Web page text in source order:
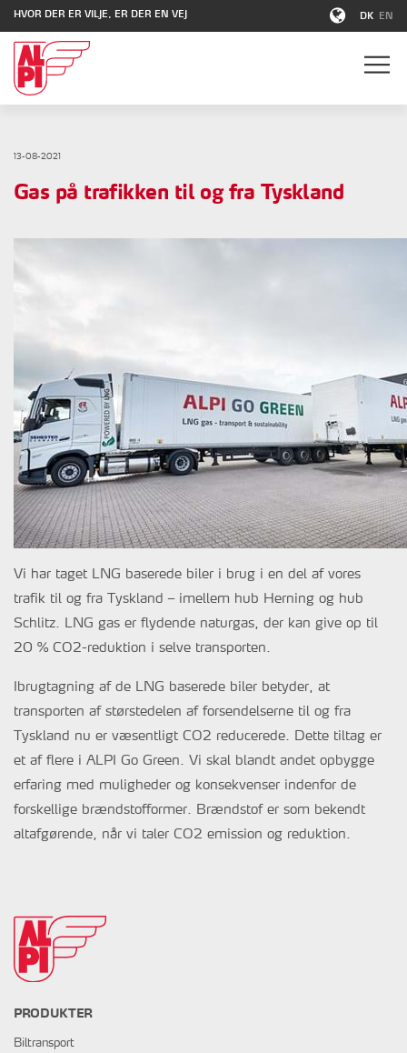
HVOR DER ER VILJE, ER DER EN VEJ DK EN
13-08-2021
Gas på trafikken til og fra Tyskland
Vi har taget LNG baserede biler i brug i en del af vores
trafik til og fra Tyskland – imellem hub Herning og hub
Schlitz. LNG gas er flydende naturgas, der kan give op til
20 % CO2-reduktion i selve transporten.
Ibrugtagning af de LNG baserede biler betyder, at
transporten af størstedelen af forsendelserne til og fra
Tyskland nu er væsentligt CO2 reducerede. Dette tiltag er
et af flere i ALPI Go Green. Vi skal blandt andet opbygge
erfaring med muligheder og konsekvenser indenfor de
forskellige brændstofformer. Brændstof er som bekendt
altafgørende, når vi taler CO2 emission og reduktion.
PRODUKTER
Biltransport